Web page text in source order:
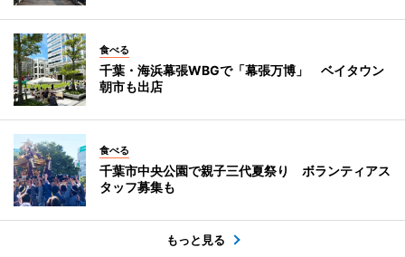
食べる
千葉・海浜幕張WBGで「幕張万博」 ベイタウン
朝市も出店
食べる
千葉市中央公園で親子三代夏祭り ボランティアス
タッフ募集も
もっと見る